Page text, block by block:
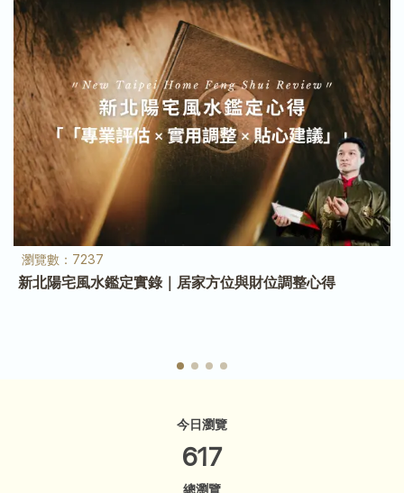
瀏覽數：7126
風水堪輿案例分享｜家具商場佈局調整與專業鑑定說明
今日瀏覽
617
總瀏覽